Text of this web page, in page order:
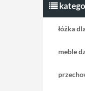
łóżka
meble